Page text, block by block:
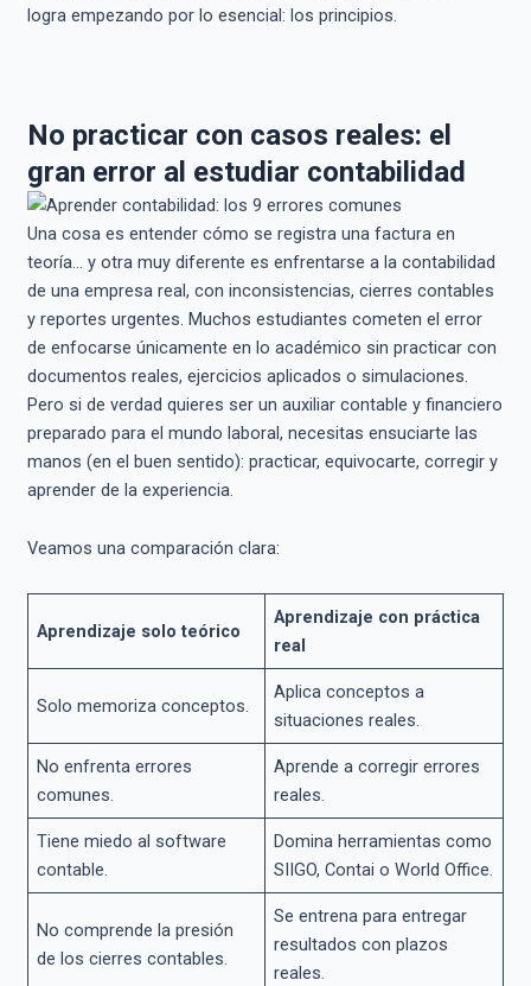
logra empezando por lo esencial: los principios.
No practicar con casos reales: el
gran error al estudiar contabilidad
Una cosa es entender cómo se registra una factura en
teoría… y otra muy diferente es enfrentarse a la contabilidad
de una empresa real, con inconsistencias, cierres contables
y reportes urgentes. Muchos estudiantes cometen el error
de enfocarse únicamente en lo académico sin practicar con
documentos reales, ejercicios aplicados o simulaciones.
Pero si de verdad quieres ser un auxiliar contable y financiero
preparado para el mundo laboral, necesitas ensuciarte las
manos (en el buen sentido): practicar, equivocarte, corregir y
aprender de la experiencia.
Veamos una comparación clara:
Aprendizaje solo teórico
Aprendizaje con práctica
real
Solo memoriza conceptos.
Aplica conceptos a
situaciones reales.
No enfrenta errores
comunes.
Aprende a corregir errores
reales.
Tiene miedo al software
contable.
Domina herramientas como
SIIGO, Contai o World Office.
No comprende la presión
de los cierres contables.
Se entrena para entregar
resultados con plazos
reales.